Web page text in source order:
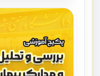
مدارک پیمان به همراه